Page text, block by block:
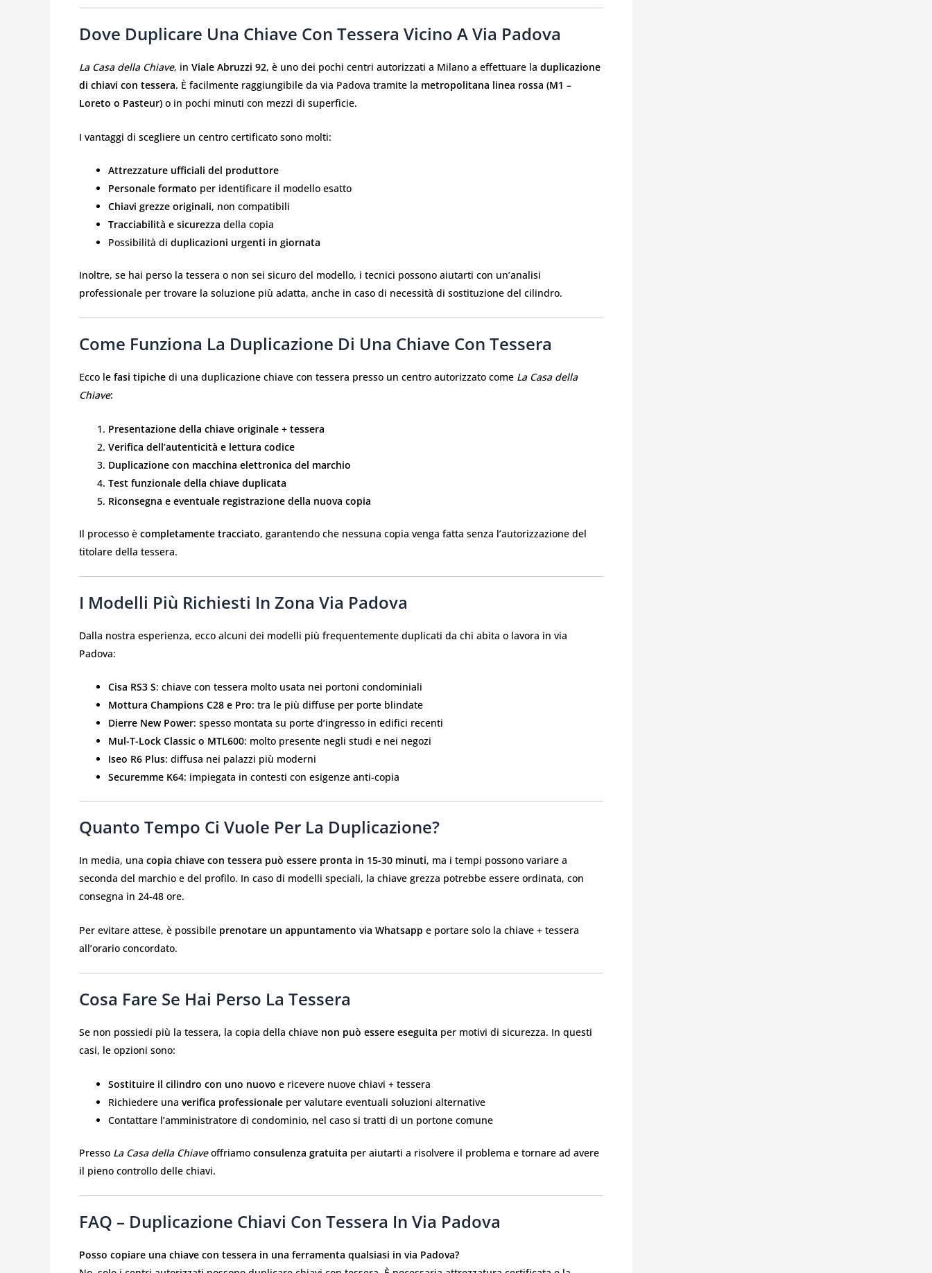
Dove Duplicare Una Chiave Con Tessera Vicino A Via Padova
La Casa della Chiave, in Viale Abruzzi 92, è uno dei pochi centri autorizzati a Milano a effettuare la duplicazione
di chiavi con tessera. È facilmente raggiungibile da via Padova tramite la metropolitana linea rossa (M1 –
Loreto o Pasteur) o in pochi minuti con mezzi di superficie.
I vantaggi di scegliere un centro certificato sono molti:
Attrezzature ufficiali del produttore
Personale formato per identificare il modello esatto
Chiavi grezze originali, non compatibili
Tracciabilità e sicurezza della copia
Possibilità di duplicazioni urgenti in giornata
Inoltre, se hai perso la tessera o non sei sicuro del modello, i tecnici possono aiutarti con un’analisi
professionale per trovare la soluzione più adatta, anche in caso di necessità di sostituzione del cilindro.
Come Funziona La Duplicazione Di Una Chiave Con Tessera
Ecco le fasi tipiche di una duplicazione chiave con tessera presso un centro autorizzato come La Casa della
Chiave:
Presentazione della chiave originale + tessera
Verifica dell’autenticità e lettura codice
Duplicazione con macchina elettronica del marchio
Test funzionale della chiave duplicata
Riconsegna e eventuale registrazione della nuova copia
Il processo è completamente tracciato, garantendo che nessuna copia venga fatta senza l’autorizzazione del
titolare della tessera.
I Modelli Più Richiesti In Zona Via Padova
Dalla nostra esperienza, ecco alcuni dei modelli più frequentemente duplicati da chi abita o lavora in via
Padova:
Cisa RS3 S: chiave con tessera molto usata nei portoni condominiali
Mottura Champions C28 e Pro: tra le più diffuse per porte blindate
Dierre New Power: spesso montata su porte d’ingresso in edifici recenti
Mul-T-Lock Classic o MTL600: molto presente negli studi e nei negozi
Iseo R6 Plus: diffusa nei palazzi più moderni
Securemme K64: impiegata in contesti con esigenze anti-copia
Quanto Tempo Ci Vuole Per La Duplicazione?
In media, una copia chiave con tessera può essere pronta in 15-30 minuti, ma i tempi possono variare a
seconda del marchio e del profilo. In caso di modelli speciali, la chiave grezza potrebbe essere ordinata, con
consegna in 24-48 ore.
Per evitare attese, è possibile prenotare un appuntamento via Whatsapp e portare solo la chiave + tessera
all’orario concordato.
Cosa Fare Se Hai Perso La Tessera
Se non possiedi più la tessera, la copia della chiave non può essere eseguita per motivi di sicurezza. In questi
casi, le opzioni sono:
Sostituire il cilindro con uno nuovo e ricevere nuove chiavi + tessera
Richiedere una verifica professionale per valutare eventuali soluzioni alternative
Contattare l’amministratore di condominio, nel caso si tratti di un portone comune
Presso La Casa della Chiaveoffriamo consulenza gratuita per aiutarti a risolvere il problema e tornare ad avere
il pieno controllo delle chiavi.
FAQ – Duplicazione Chiavi Con Tessera In Via Padova
Posso copiare una chiave con tessera in una ferramenta qualsiasi in via Padova?